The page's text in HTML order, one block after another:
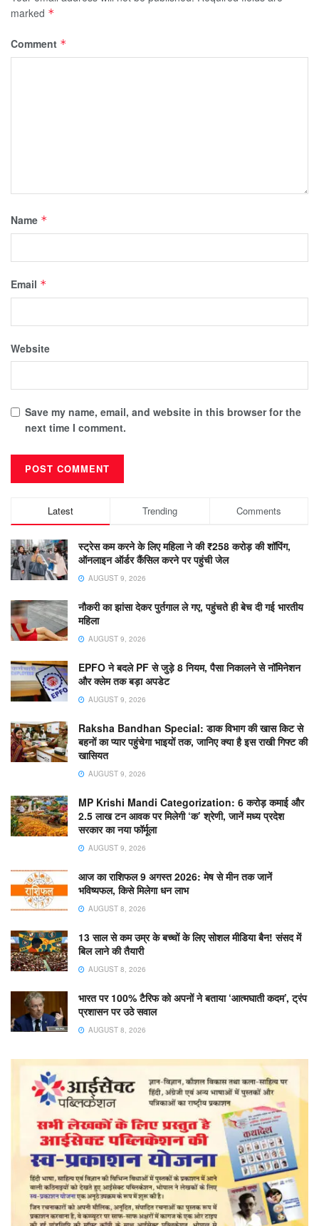
marked *
Comment *
Name *
Email *
Website
Save my name, email, and website in this browser for the
next time I comment.
Latest Trending Comments
स्ट्रेस कम करने के लिए महिला ने की ₹258 करोड़ की शॉपिंग,
ऑनलाइन ऑर्डर कैंसिल करने पर पहुंची जेल
AUGUST 9, 2026
नौकरी का झांसा देकर पुर्तगाल ले गए, पहुंचते ही बेच दी गई भारतीय
महिला
AUGUST 9, 2026
EPFO ने बदले PF से जुड़े 8 नियम, पैसा निकालने से नॉमिनेशन
और क्लेम तक बड़ा अपडेट
AUGUST 9, 2026
Raksha Bandhan Special: डाक विभाग की खास किट से
बहनों का प्यार पहुंचेगा भाइयों तक, जानिए क्या है इस राखी गिफ्ट की
खासियत
AUGUST 9, 2026
MP Krishi Mandi Categorization: 6 करोड़ कमाई और
2.5 लाख टन आवक पर मिलेगी ‘क’ श्रेणी, जानें मध्य प्रदेश
सरकार का नया फॉर्मूला
AUGUST 9, 2026
आज का राशिफल 9 अगस्त 2026: मेष से मीन तक जानें
भविष्यफल, किसे मिलेगा धन लाभ
AUGUST 8, 2026
13 साल से कम उम्र के बच्चों के लिए सोशल मीडिया बैन! संसद में
बिल लाने की तैयारी
AUGUST 8, 2026
भारत पर 100% टैरिफ को अपनों ने बताया ‘आत्मघाती कदम’, ट्रंप
प्रशासन पर उठे सवाल
AUGUST 8, 2026